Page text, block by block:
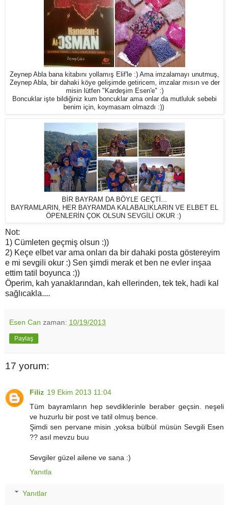
Zeynep Abla bana kitabını yollamış Elif'le :) Ama imzalamayı unutmuş,
Zeynep Abla, bir dahaki köye gelişimde getiricem, imzalar mısın ve der
misin lütfen "Kardeşim Esen'e" :)
Boncuklar işte bildiğiniz kum boncuklar ama onlar da mutluluk sebebi
benim için, koymasam olmazdı :))
BİR BAYRAM DA BÖYLE GEÇTİ...
BAYRAMLARIN, HER BAYRAMDA KALABALIKLARIN VE ELBET EL
ÖPENLERİN ÇOK OLSUN SEVGİLİ OKUR :)
Not:
1) Cümleten geçmiş olsun :))
2) Keçe elbet var ama onları da bir dahaki posta göstereyim
e mi sevgili okur :) Sen şimdi merak et ben ne evler inşaa
ettim tatil boyunca :))
Öperim, kah yanaklarından, kah ellerinden, tek tek, hadi kal
sağlıcakla....
Esen Can zaman: 10/19/2013
Paylaş
17 yorum:
Filiz 19 Ekim 2013 11:04
Tüm bayramların hep sevdiklerinle beraber geçsin. neşeli
ve huzurlu bir post ve tatil olmuş bence.
Şimdi sen pervane misin ,yoksa bülbül müsün Sevgili Esen
?? asıl mevzu buu
Sevgiler güzel ailene ve sana :)
Yanıtla
Yanıtlar